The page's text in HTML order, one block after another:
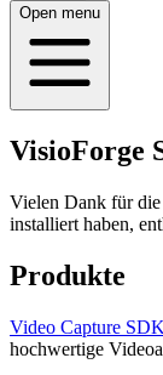
Open menu
VisioForge
Vielen Dank für die
installiert haben,
Produkte
Video Capture
hochwertige